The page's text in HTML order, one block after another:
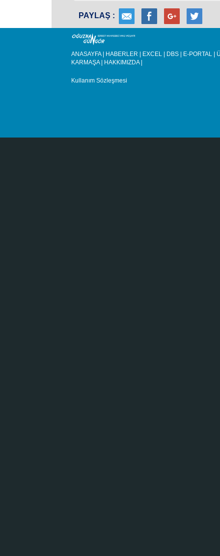
PAYLAŞ :
ANASAYFA| HABERLER | EXCEL | DBS | E-PORTAL |
KARMAŞA| HAKKIMIZDA|
Kullanım Sözleşmesi